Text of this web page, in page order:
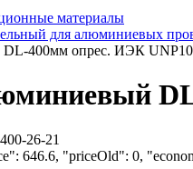
материалы
для алюминиевых
400мм опрес. ИЭК
26-21
646.6, "priceOld": 0,